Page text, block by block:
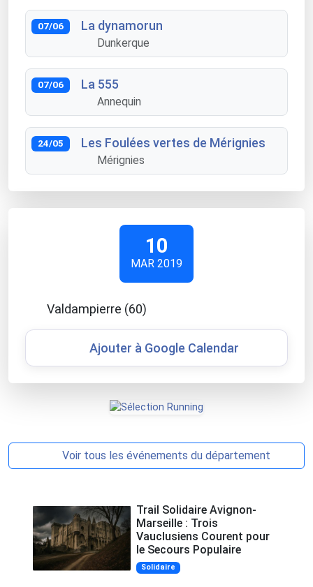
07/06 La dynamorun
Dunkerque
07/06 La 555
Annequin
24/05 Les Foulées vertes de Mérignies
Mérignies
10
MAR 2019
Valdampierre (60)
Ajouter à Google Calendar
Voir tous les événements du département
Trail Solidaire Avignon-
Marseille : Trois
Vauclusiens Courent pour
le Secours Populaire
Solidaire